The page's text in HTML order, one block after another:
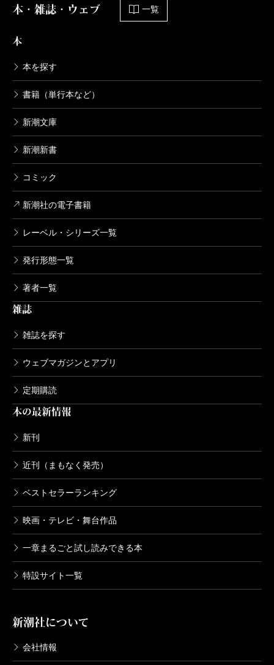
本・雑誌・ウェブ 一覧
本
本を探す
書籍（単行本など）
新潮文庫
新潮新書
コミック
新潮社の電子書籍
レーベル・シリーズ一覧
発行形態一覧
著者一覧
雑誌
雑誌を探す
ウェブマガジンとアプリ
定期購読
本の最新情報
新刊
近刊（まもなく発売）
ベストセラーランキング
映画・テレビ・舞台作品
一章まるごと試し読みできる本
特設サイト一覧
新潮社について
会社情報